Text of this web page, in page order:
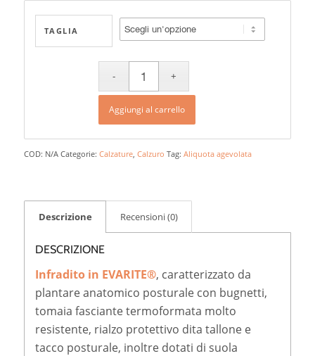
TAGLIA
Aggiungi al carrello
COD: N/A Categorie: Calzature, Calzuro Tag: Aliquota agevolata
Descrizione Recensioni (0)
DESCRIZIONE
Infradito in EVARITE®, caratterizzato da
plantare anatomico posturale con bugnetti,
tomaia fasciante termoformata molto
resistente, rialzo protettivo dita tallone e
tacco posturale, inoltre dotati di suola